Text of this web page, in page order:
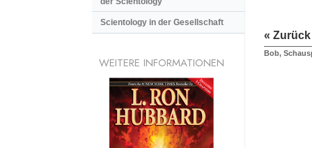
« Zurück
Bob,
Scientology in der Gesellschaft
WEITERE INFORMATIONEN